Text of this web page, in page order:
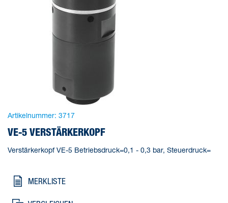
Artikelnummer: 3717
VE-5 VERSTÄRKERKOPF
Verstärkerkopf VE-5 Betriebsdruck=0,1 - 0,3 bar, Steuerdruck=
MERKLISTE